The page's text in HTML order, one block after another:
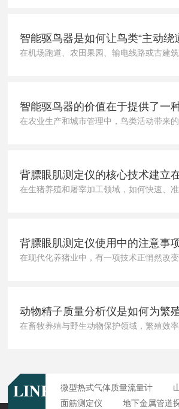
智能驱鸟器是如何让鸟类“主动绕
伤害的?
智能驱鸟器的价值在于提供了一
的平衡方案
背膘眼肌测定仪的核心技术建立
射原理之上
背膘眼肌测定仪使用中的注意事
动物精子质量分析仪是如何为繁
数据支撑的？
LINKS微型热式气体质量流量计
面筋测定仪
地下金属管道